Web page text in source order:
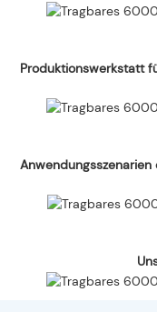
Produktionswerkstatt